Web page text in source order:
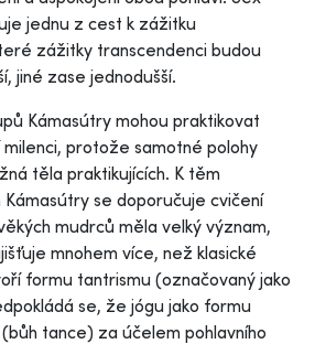
jednu z cest k zážitku
zážitky transcendenci budou
jiné zase jednodušší.
Kámasútry mohou praktikovat
protože samotné polohy
těla praktikujících. K těm
Kámasútry se doporučuje cvičení
mudrců měla velký význam,
mnohem více, než klasické
formu tantrismu (označovaný jako
se, že jógu jako formu
tance) za účelem pohlavního